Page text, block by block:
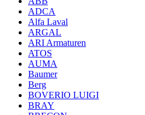
ADCA
Alfa Laval
ARGAL
ARI Armaturen
ATOS
AUMA
Baumer
Berg
BOVERIO LUIGI
BRAY